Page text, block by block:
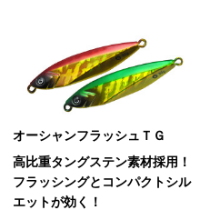
オーシャンフラッシュＴＧ
高比重タングステン素材採用！
フラッシングとコンパクトシル
エットが効く！